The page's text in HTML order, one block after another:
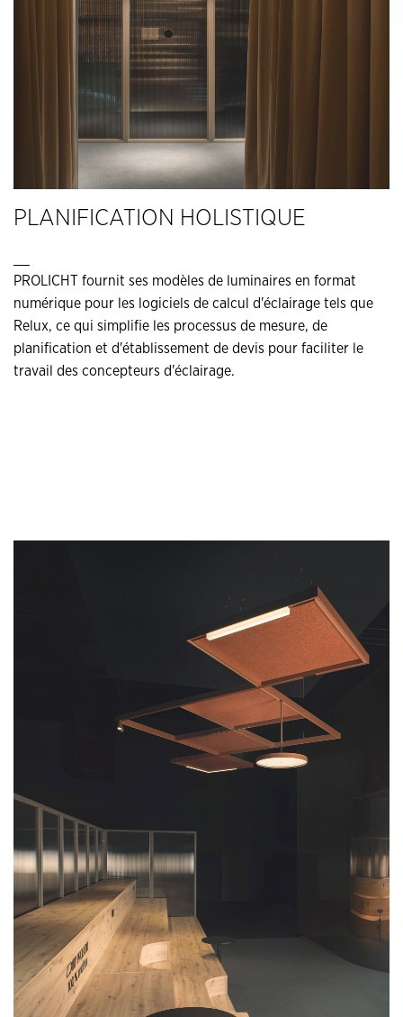
PLANIFICATION HOLISTIQUE
PROLICHT fournit ses modèles de luminaires en format
numérique pour les logiciels de calcul d'éclairage tels que
Relux, ce qui simplifie les processus de mesure, de
planification et d'établissement de devis pour faciliter le
travail des concepteurs d'éclairage.